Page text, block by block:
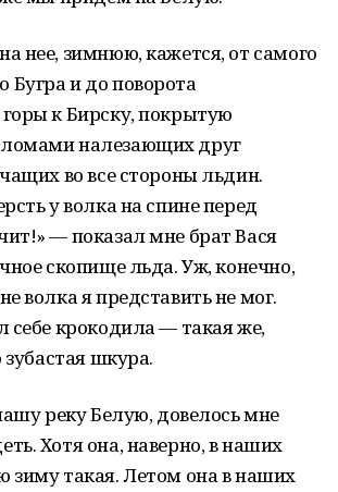
нее, зимнюю, кажется, от самого
и до поворота
к Бирску, покрытую
налезающих друг
во все стороны льдин.
у волка на спине перед
— показал мне брат Вася
скопище льда. Уж, конечно,
волка я представить не мог.
себе крокодила — такая же,
зубастая шкура.
реку Белую, довелось мне
Хотя она, наверно, в наших
зиму такая. Летом она в наших